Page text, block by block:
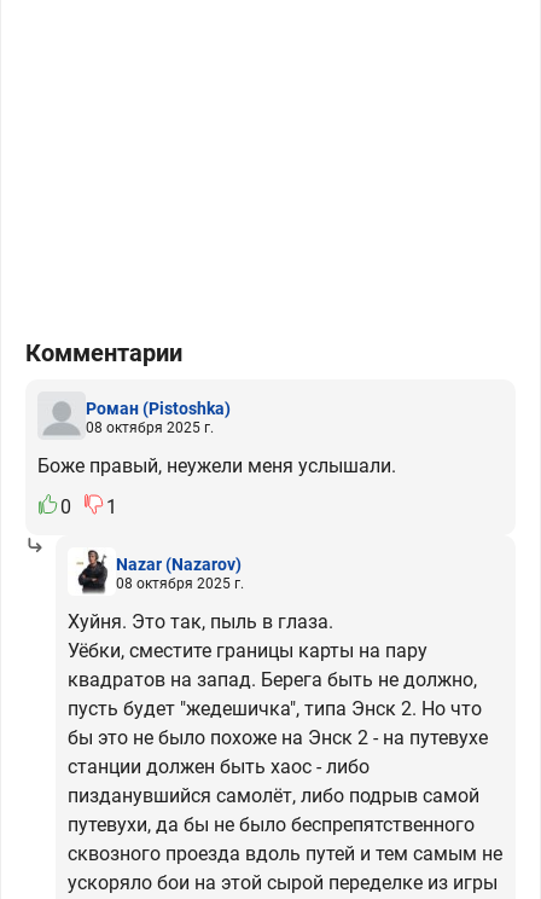
Комментарии
Роман(Pistoshka)
08 октября 2025 г.
Боже правый, неужели меня услышали.
0
1
Nazar(Nazarov)
08 октября 2025 г.
Хуйня. Это так, пыль в глаза.
Уёбки, сместите границы карты на пару
квадратов на запад. Берега быть не должно,
пусть будет "жедешичка", типа Энск 2. Но что
бы это не было похоже на Энск 2 - на путевухе
станции должен быть хаос - либо
пизданувшийся самолёт, либо подрыв самой
путевухи, да бы не было беспрепятственного
сквозного проезда вдоль путей и тем самым не
ускоряло бои на этой сырой переделке из игры